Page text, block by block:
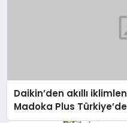
Daikin’den akıllı
Madoka Plus Türkiye’de